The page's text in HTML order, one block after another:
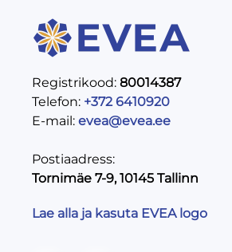
Registrikood: 80014387
Telefon: +372 6410920
E-mail: evea@evea.ee
Postiaadress:
Tornimäe 7-9, 10145 Tallinn
Lae alla ja kasuta EVEA logo